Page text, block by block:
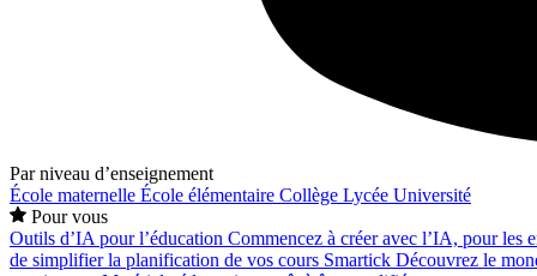
Par niveau d’enseignement
École maternelle École élémentaire Collège Lycée Université
Pour vous
Outils d’IA pour l’éducation Commencez à créer avec l’IA, pour les
de simplifier la planification de vos cours Smartick Découvrez le